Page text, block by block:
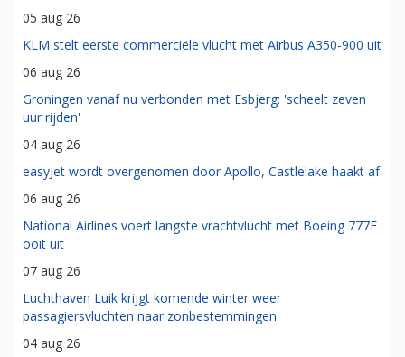
05 aug 26
KLM stelt eerste commerciële vlucht met Airbus A350-900 uit
06 aug 26
Groningen vanaf nu verbonden met Esbjerg: 'scheelt zeven
uur rijden'
04 aug 26
easyJet wordt overgenomen door Apollo, Castlelake haakt af
06 aug 26
National Airlines voert langste vrachtvlucht met Boeing 777F
ooit uit
07 aug 26
Luchthaven Luik krijgt komende winter weer
passagiersvluchten naar zonbestemmingen
04 aug 26